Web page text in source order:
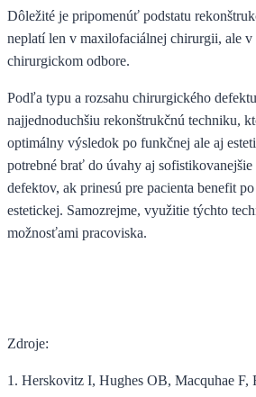
Dôležité je pripomenúť podstatu
neplatí len v maxilofaciálnej chirurgii, ale
chirurgickom odbore.
Podľa typu a rozsahu chirurgického
najjednoduchšiu rekonštrukčnú techniku,
optimálny výsledok po funkčnej ale aj
potrebné brať do úvahy aj
defektov, ak prinesú pre pacienta benefit
estetickej. Samozrejme, využitie týchto
možnosťami pracoviska.
Zdroje:
1. Herskovitz I, Hughes OB, Macquhae F,